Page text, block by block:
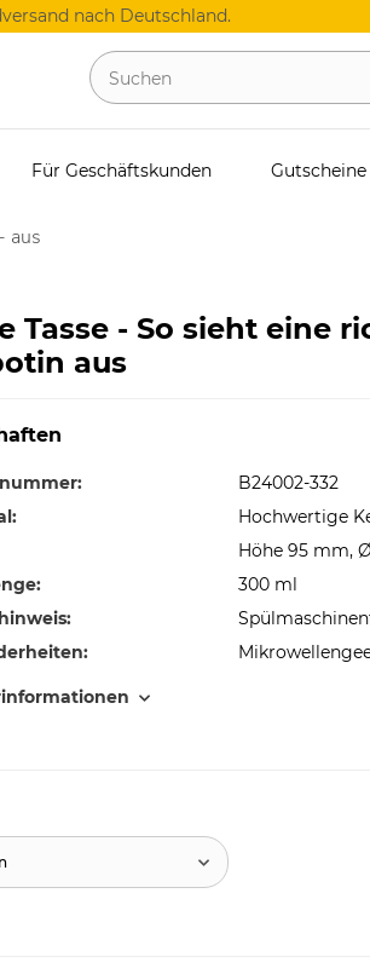
nach Deutschland.
Für Geschäftskunden Gutscheine
aus
Tasse - So sieht eine
aus
B24002-332
Hochwertige
Höhe 95 mm,
300 ml